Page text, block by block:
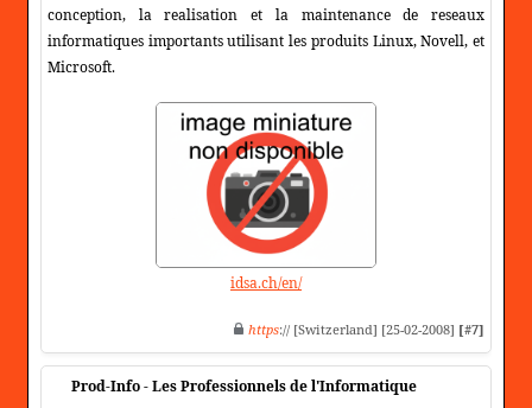
conception, la realisation et la maintenance de reseaux
informatiques importants utilisant les produits Linux, Novell, et
Microsoft.
idsa.ch/en/
https:// [Switzerland] [25-02-2008] [#7]
Prod-Info - Les Professionnels de l'Informatique